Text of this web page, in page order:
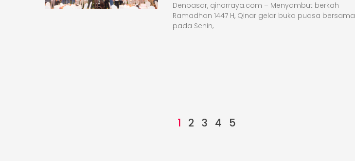
Denpasar, qinarraya.com – Menyambut berkah
Ramadhan 1447 H, Qinar gelar buka puasa bersama
pada Senin,
1 2 3 4 5